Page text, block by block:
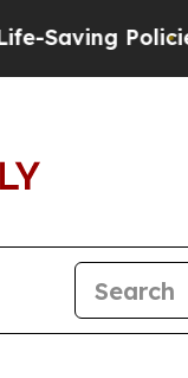
Policies